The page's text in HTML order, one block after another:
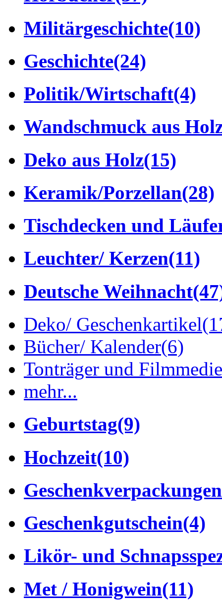
Militärgeschichte(10)
Geschichte(24)
Politik/Wirtschaft(4)
Wandschmuck aus
Deko aus Holz(15)
Keramik/Porzellan(28)
Tischdecken und
Leuchter/ Kerzen(11)
Deutsche Weihnacht
Deko/ Geschenkartikel
Bücher/ Kalender(6)
Tonträger und
mehr...
Geburtstag(9)
Hochzeit(10)
Geschenkverpackungen
Geschenkgutschein(4)
Likör- und
Met / Honigwein(11)